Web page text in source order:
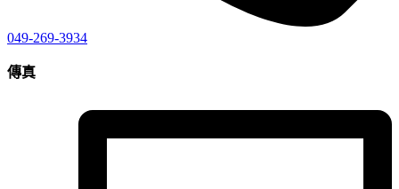
049-269-3934
傳真